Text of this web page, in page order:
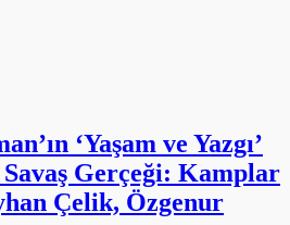
‘Yaşam ve Yazgı’
Gerçeği: Kamplar
Çelik, Özgenur